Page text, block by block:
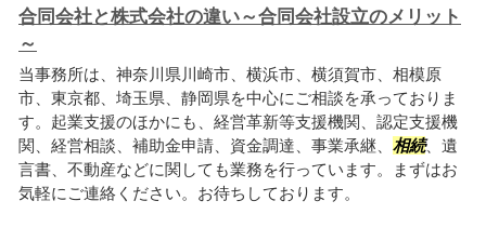
合同会社と株式会社の違い～合同会社設立のメリット
～
当事務所は、神奈川県川崎市、横浜市、横須賀市、相模原
市、東京都、埼玉県、静岡県を中心にご相談を承っておりま
す。起業支援のほかにも、経営革新等支援機関、認定支援機
関、経営相談、補助金申請、資金調達、事業承継、 相続、遺
言書、不動産などに関しても業務を行っています。まずはお
気軽にご連絡ください。お待ちしております。